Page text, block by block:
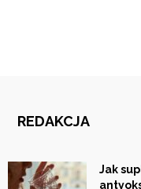
REDAKCJA
Jak